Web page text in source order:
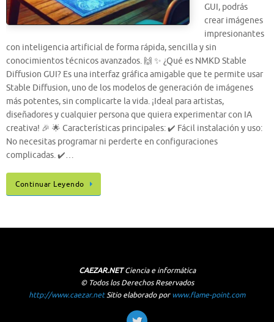
GUI, podrás
crear imágenes
impresionantes
con inteligencia artificial de forma rápida, sencilla y sin
conocimientos técnicos avanzados. 🙌 ✨ ¿Qué es NMKD Stable
Diffusion GUI? Es una interfaz gráfica amigable que te permite usar
Stable Diffusion, uno de los modelos de generación de imágenes
más potentes, sin complicarte la vida. ¡Ideal para artistas,
diseñadores y cualquier persona que quiera experimentar con IA
creativa! 🎉 🌟 Características principales: ✔️ Fácil instalación y uso:
No necesitas programar ni perderte en configuraciones
complicadas. ✔️…
Continuar Leyendo
CAEZAR.NETCiencia e informática
© Todos los Derechos Reservados
http://www.caezar.netSitio elaborado porwww.flame-point.com